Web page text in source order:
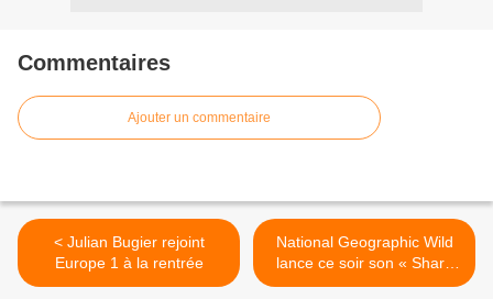
Commentaires
Ajouter un commentaire
< Julian Bugier rejoint
Europe 1 à la rentrée
National Geographic Wild
lance ce soir son « Shark
Festival » avec une